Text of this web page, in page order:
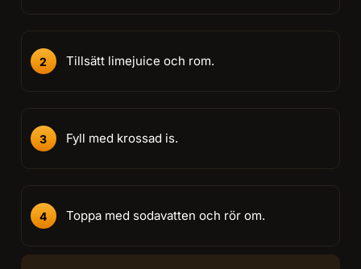
Tillsätt limejuice och rom.
Fyll med krossad is.
Toppa med sodavatten och rör om.